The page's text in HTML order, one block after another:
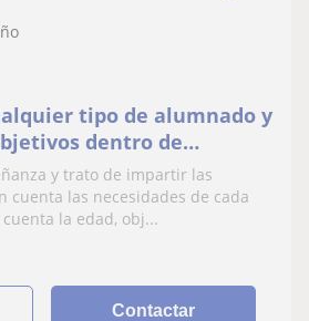
tipo de alumnado y
dentro de
dentro del arte
y trato de impartir las
cuenta las necesidades de cada
la edad, obj...
Contactar